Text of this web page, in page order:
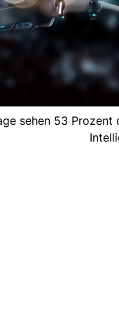
sehen 53 Prozent